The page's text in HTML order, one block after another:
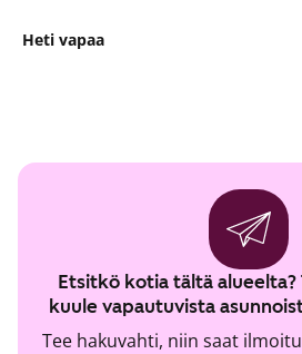
Heti vapaa
Etsitkö kotia tältä alueelta?
kuule vapautuvista
Tee hakuvahti, niin saat